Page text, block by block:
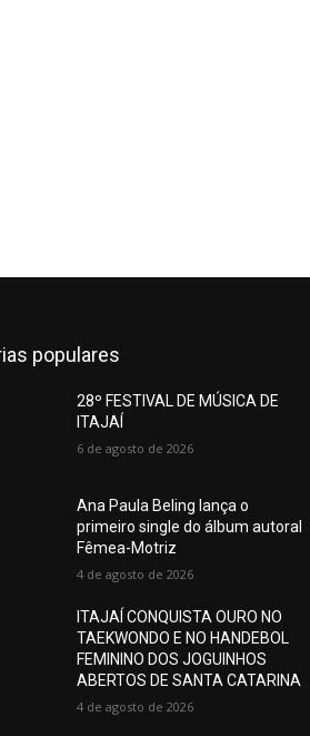
populares
28º FESTIVAL DE MÚSICA DE
ITAJAÍ
6 de agosto de 2026
Ana Paula Beling lança o
primeiro single do álbum autoral
Fêmea-Motriz
4 de agosto de 2026
ITAJAÍ CONQUISTA OURO NO
TAEKWONDO E NO HANDEBOL
FEMININO DOS JOGUINHOS
ABERTOS DE SANTA CATARINA
4 de agosto de 2026